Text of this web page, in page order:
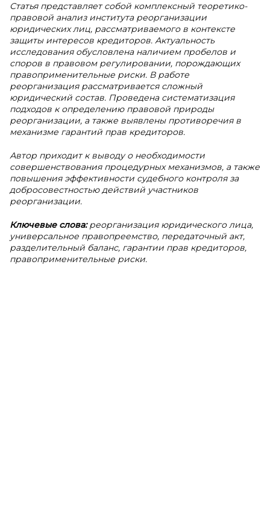
Статья представляет собой комплексный теоретико-
правовой анализ института реорганизации
юридических лиц, рассматриваемого в контексте
защиты интересов кредиторов. Актуальность
исследования обусловлена наличием пробелов и
споров в правовом регулировании, порождающих
правоприменительные риски. В работе
реорганизация рассматривается сложный
юридический состав. Проведена систематизация
подходов к определению правовой природы
реорганизации, а также выявлены противоречия в
механизме гарантий прав кредиторов.
Автор приходит к выводу о необходимости
совершенствования процедурных механизмов, а также
повышения эффективности судебного контроля за
добросовестностью действий участников
реорганизации.
Ключевые слова:реорганизация юридического лица,
универсальное правопреемство, передаточный акт,
разделительный баланс, гарантии прав кредиторов,
правоприменительные риски.